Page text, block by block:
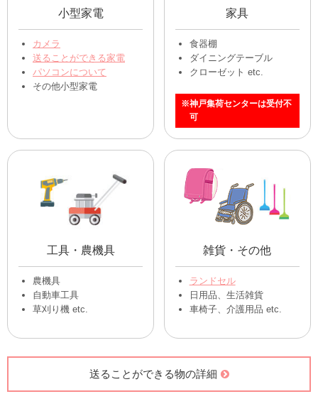
小型家電
カメラ
送ることができる家電
パソコンについて
その他小型家電
家具
食器棚
ダイニングテーブル
クローゼット etc.
※神戸集荷センターは受付不
可
工具・農機具
農機具
自動車工具
草刈り機 etc.
雑貨・その他
ランドセル
日用品、生活雑貨
車椅子、介護用品 etc.
送ることができる物の詳細